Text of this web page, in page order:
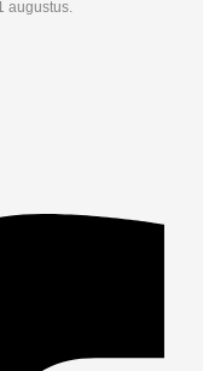
augustus.